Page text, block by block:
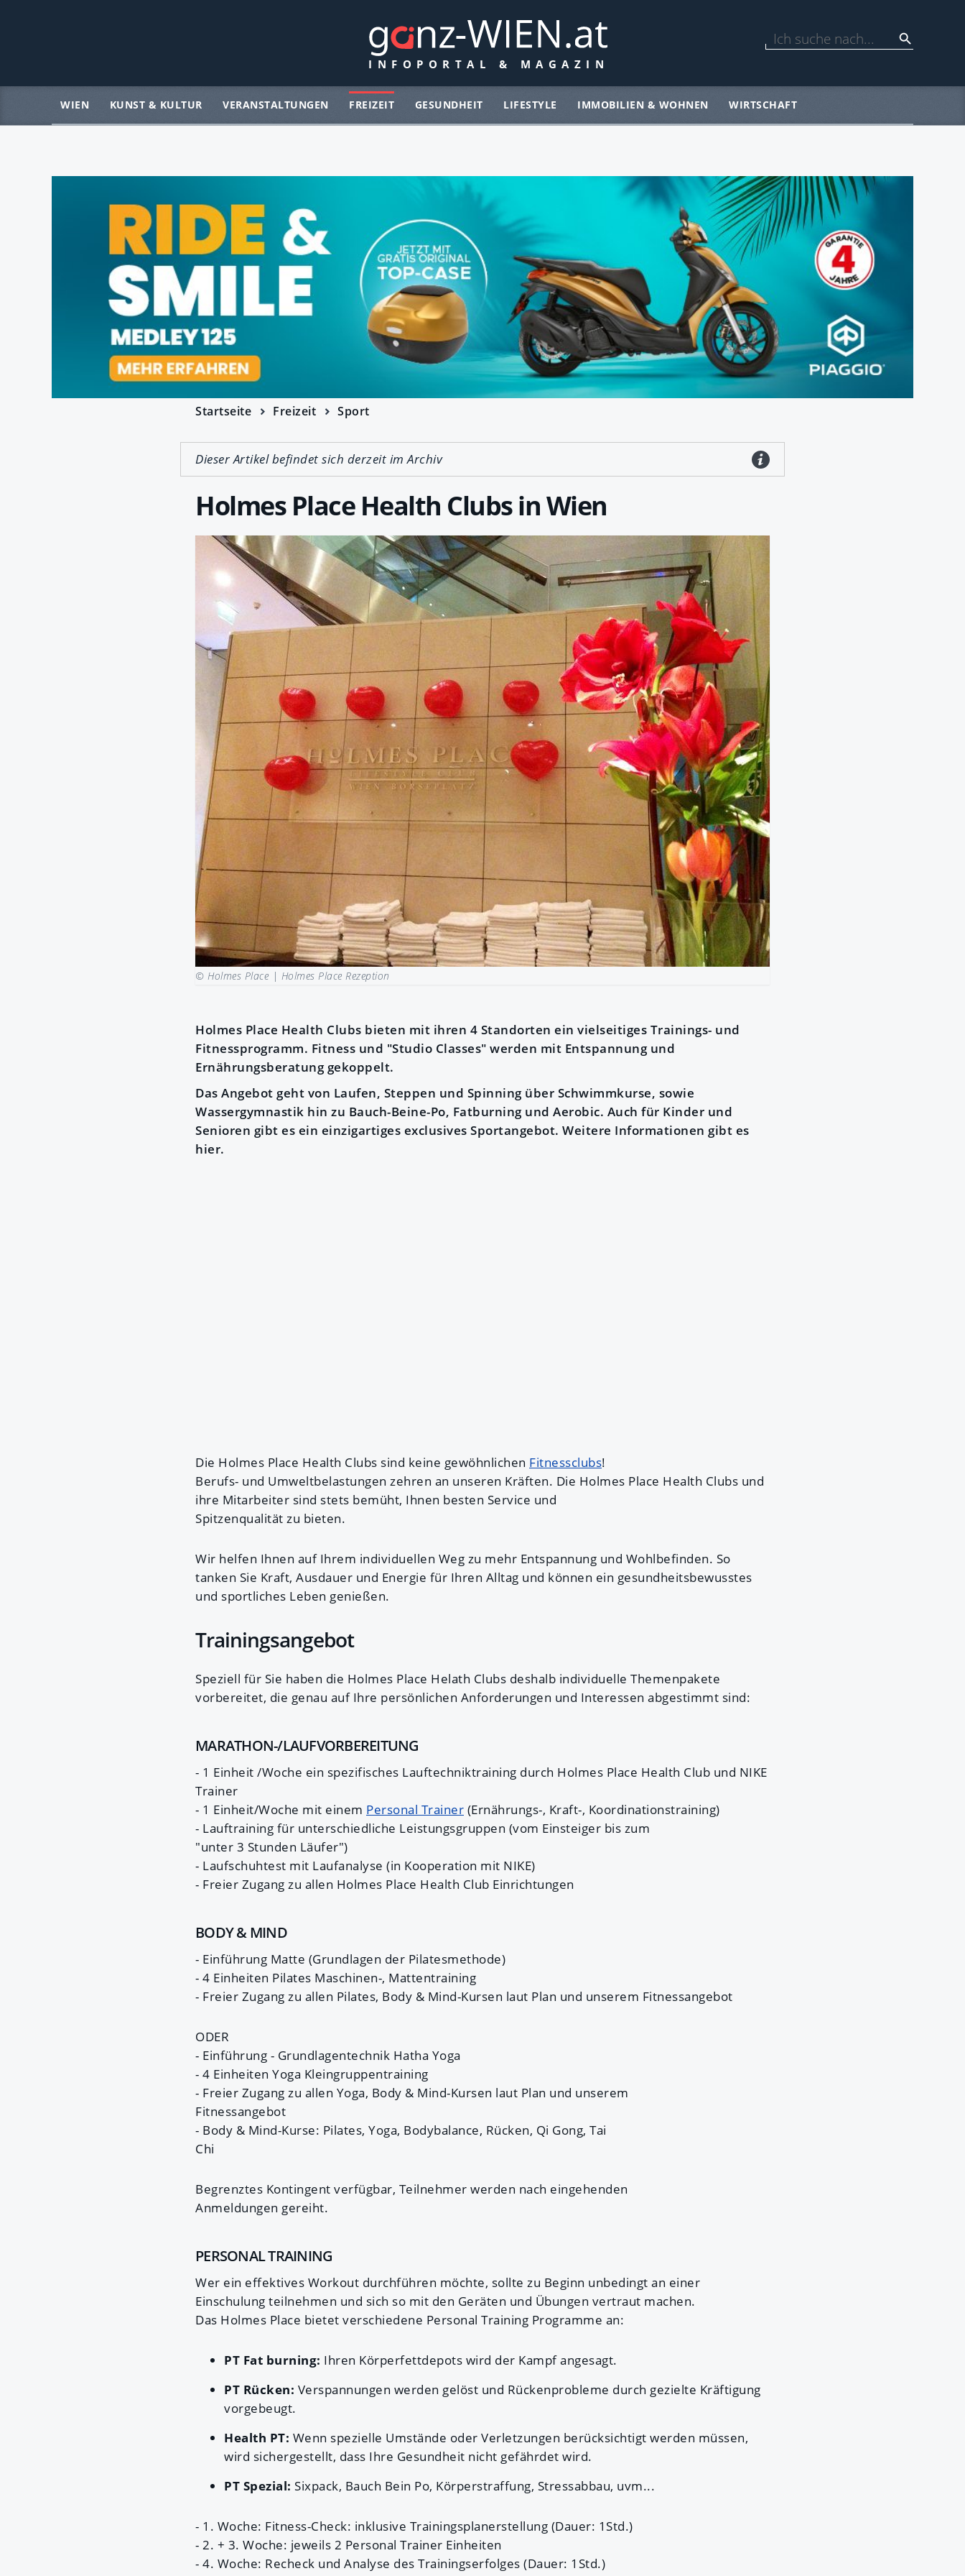
WIEN KUNST & KULTUR VERANSTALTUNGEN FREIZEIT GESUNDHEIT LIFESTYLE IMMOBILIEN & WOHNEN WIRTSCHAFT
Startseite Freizeit Sport
Dieser Artikel befindet sich derzeit im Archiv
Holmes Place Health Clubs in Wien
© Holmes Place | Holmes Place Rezeption
Holmes Place Health Clubs bieten mit ihren 4 Standorten ein vielseitiges Trainings- und
Fitnessprogramm. Fitness und "Studio Classes" werden mit Entspannung und
Ernährungsberatung gekoppelt.
Das Angebot geht von Laufen, Steppen und Spinning über Schwimmkurse, sowie
Wassergymnastik hin zu Bauch-Beine-Po, Fatburning und Aerobic. Auch für Kinder und
Senioren gibt es ein einzigartiges exclusives Sportangebot. Weitere Informationen gibt es
hier.
Die Holmes Place Health Clubs sind keine gewöhnlichen Fitnessclubs!
Berufs- und Umweltbelastungen zehren an unseren Kräften. Die Holmes Place Health Clubs und
ihre Mitarbeiter sind stets bemüht, Ihnen besten Service und
Spitzenqualität zu bieten.
Wir helfen Ihnen auf Ihrem individuellen Weg zu mehr Entspannung und Wohlbefinden. So
tanken Sie Kraft, Ausdauer und Energie für Ihren Alltag und können ein gesundheitsbewusstes
und sportliches Leben genießen.
Trainingsangebot
Speziell für Sie haben die Holmes Place Helath Clubs deshalb individuelle Themenpakete
vorbereitet, die genau auf Ihre persönlichen Anforderungen und Interessen abgestimmt sind:
MARATHON-/LAUFVORBEREITUNG
- 1 Einheit /Woche ein spezifisches Lauftechniktraining durch Holmes Place Health Club und NIKE
Trainer
- 1 Einheit/Woche mit einem Personal Trainer (Ernährungs-, Kraft-, Koordinationstraining)
- Lauftraining für unterschiedliche Leistungsgruppen (vom Einsteiger bis zum
"unter 3 Stunden Läufer")
- Laufschuhtest mit Laufanalyse (in Kooperation mit NIKE)
- Freier Zugang zu allen Holmes Place Health Club Einrichtungen
BODY & MIND
- Einführung Matte (Grundlagen der Pilatesmethode)
- 4 Einheiten Pilates Maschinen-, Mattentraining
- Freier Zugang zu allen Pilates, Body & Mind-Kursen laut Plan und unserem Fitnessangebot
ODER
- Einführung - Grundlagentechnik Hatha Yoga
- 4 Einheiten Yoga Kleingruppentraining
- Freier Zugang zu allen Yoga, Body & Mind-Kursen laut Plan und unserem
Fitnessangebot
- Body & Mind-Kurse: Pilates, Yoga, Bodybalance, Rücken, Qi Gong, Tai
Chi
Begrenztes Kontingent verfügbar, Teilnehmer werden nach eingehenden
Anmeldungen gereiht.
PERSONAL TRAINING
Wer ein effektives Workout durchführen möchte, sollte zu Beginn unbedingt an einer
Einschulung teilnehmen und sich so mit den Geräten und Übungen vertraut machen.
Das Holmes Place bietet verschiedene Personal Training Programme an:
PT Fat burning: Ihren Körperfettdepots wird der Kampf angesagt.
PT Rücken: Verspannungen werden gelöst und Rückenprobleme durch gezielte Kräftigung
vorgebeugt.
Health PT: Wenn spezielle Umstände oder Verletzungen berücksichtigt werden müssen,
wird sichergestellt, dass Ihre Gesundheit nicht gefährdet wird.
PT Spezial: Sixpack, Bauch Bein Po, Körperstraffung, Stressabbau, uvm...
- 1. Woche: Fitness-Check: inklusive Trainingsplanerstellung (Dauer: 1Std.)
- 2. + 3. Woche: jeweils 2 Personal Trainer Einheiten
- 4. Woche: Recheck und Analyse des Trainingserfolges (Dauer: 1Std.)